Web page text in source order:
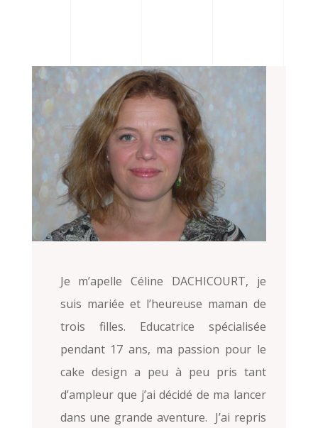
Je m’apelle Céline DACHICOURT, je
suis mariée et l’heureuse maman de
trois filles. Educatrice spécialisée
pendant 17 ans, ma passion pour le
cake design a peu à peu pris tant
d’ampleur que j’ai décidé de ma lancer
dans une grande aventure. J’ai repris